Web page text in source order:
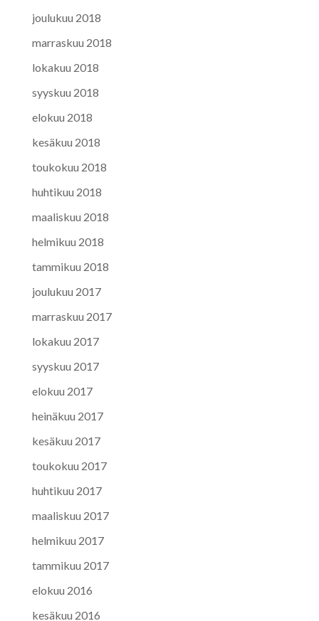
joulukuu 2018
marraskuu 2018
lokakuu 2018
syyskuu 2018
elokuu 2018
kesäkuu 2018
toukokuu 2018
huhtikuu 2018
maaliskuu 2018
helmikuu 2018
tammikuu 2018
joulukuu 2017
marraskuu 2017
lokakuu 2017
syyskuu 2017
elokuu 2017
heinäkuu 2017
kesäkuu 2017
toukokuu 2017
huhtikuu 2017
maaliskuu 2017
helmikuu 2017
tammikuu 2017
elokuu 2016
kesäkuu 2016